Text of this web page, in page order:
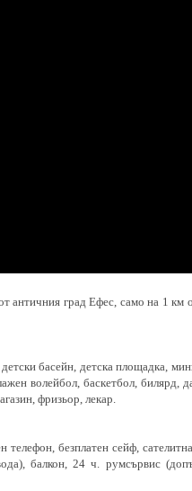
античния град Ефес, само на 1
басейн, детска площадка,
волейбол, баскетбол, билярд,
фризьор, лекар.
безплатен сейф,
балкон, 24 ч. румсървис